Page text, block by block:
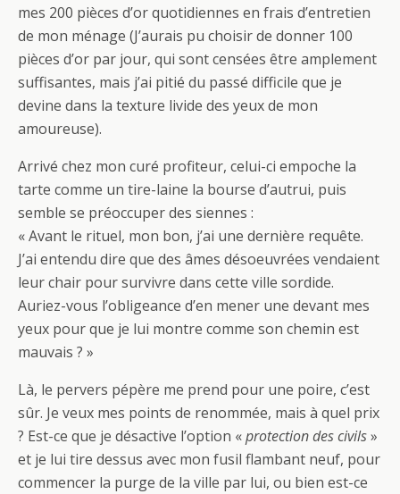
mes 200 pièces d’or quotidiennes en frais d’entretien
de mon ménage (J’aurais pu choisir de donner 100
pièces d’or par jour, qui sont censées être amplement
suffisantes, mais j’ai pitié du passé difficile que je
devine dans la texture livide des yeux de mon
amoureuse).
Arrivé chez mon curé profiteur, celui-ci empoche la
tarte comme un tire-laine la bourse d’autrui, puis
semble se préoccuper des siennes :
« Avant le rituel, mon bon, j’ai une dernière requête.
J’ai entendu dire que des âmes désoeuvrées vendaient
leur chair pour survivre dans cette ville sordide.
Auriez-vous l’obligeance d’en mener une devant mes
yeux pour que je lui montre comme son chemin est
mauvais ? »
Là, le pervers pépère me prend pour une poire, c’est
sûr. Je veux mes points de renommée, mais à quel prix
? Est-ce que je désactive l’option «protection des civils»
et je lui tire dessus avec mon fusil flambant neuf, pour
commencer la purge de la ville par lui, ou bien est-ce